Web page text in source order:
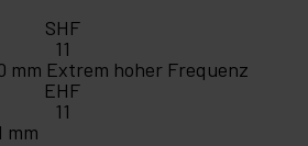
SHF
11
mm Extrem hoher Frequenz
EHF
11
mm